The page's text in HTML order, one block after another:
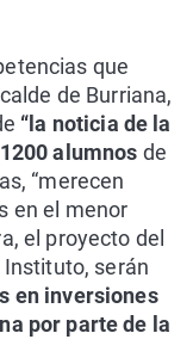
que
de Burriana,
“la noticia de la
alumnos de
“merecen
en el menor
el proyecto del
serán
en inversiones
por parte de la